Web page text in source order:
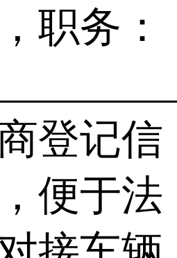
职务：
登记信
便于法